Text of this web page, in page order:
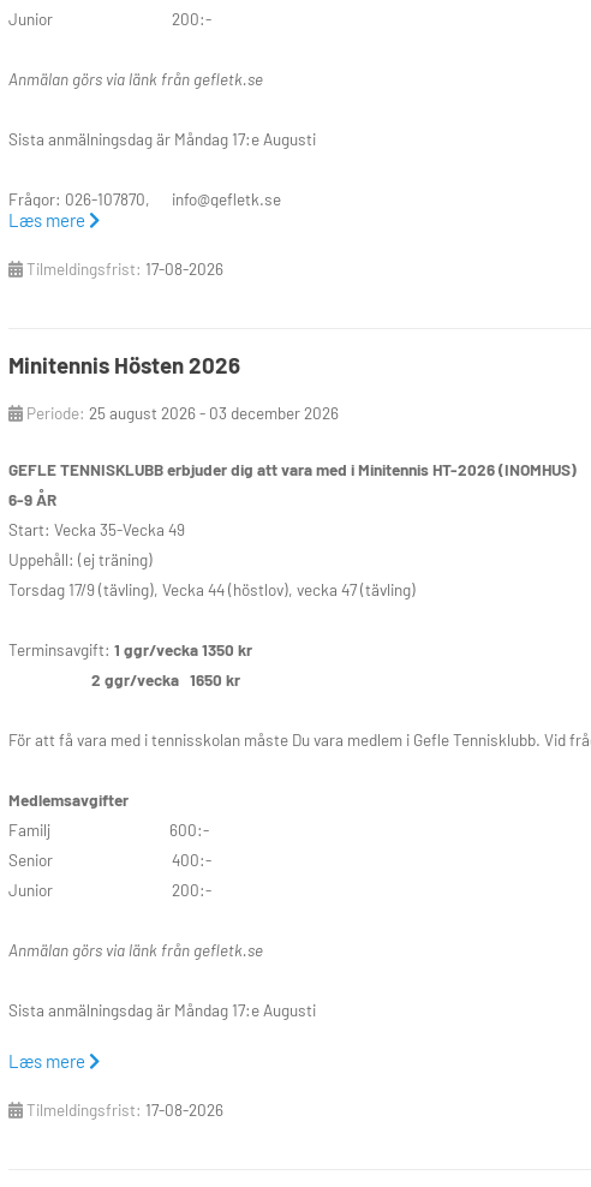
Junior 200:-
Anmälan görs via länk från gefletk.se
Sista anmälningsdag är Måndag 17:e Augusti
Frågor: 026-107870, info@gefletk.se
Finns följande dagar och tider att välja på:
Torsdag: Kl: 17.00-17.40 17.40-18.20 18.20-19.00
Gefle Tennisklubb
Tel:026-107870 Mail: info@gefletk.se
Læs mere
Tilmeldingsfrist: 17-08-2026
Minitennis Hösten 2026
Periode: 25 august 2026 - 03 december 2026
GEFLE TENNISKLUBBerbjuder dig att vara med i Minitennis HT-2026 (INOMHUS)
6-9 ÅR
Start: Vecka 35-Vecka 49
Uppehåll: (ej träning)
Torsdag 17/9 (tävling), Vecka 44 (höstlov), vecka 47 (tävling)
Terminsavgift: 1 ggr/vecka 1350 kr
2 ggr/vecka 1650 kr
För att få vara med i tennisskolan måste Du vara medlem i Gefle Tennisklubb. Vid
Medlemsavgifter
Familj 600:-
Senior 400:-
Junior 200:-
Anmälan görs via länk från gefletk.se
Sista anmälningsdag är Måndag 17:e Augusti
Frågor: 026-107870, info@gefletk.se
Læs mere
Tilmeldingsfrist: 17-08-2026